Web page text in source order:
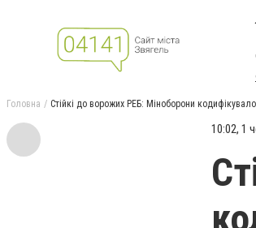
Головна Стійкі до ворожих РЕБ: Міноборони
10:02, 1